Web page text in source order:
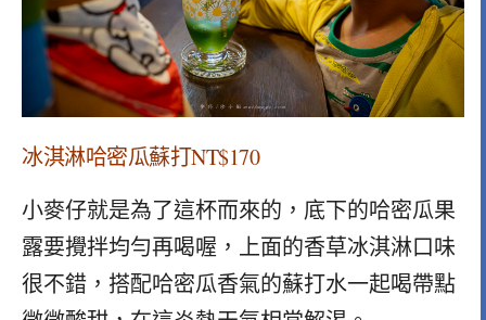
冰淇淋哈密瓜蘇打NT$170
小麥仔就是為了這杯而來的，底下的哈密瓜果
露要攪拌均勻再喝喔，上面的香草冰淇淋口味
很不錯，搭配哈密瓜香氣的蘇打水一起喝帶點